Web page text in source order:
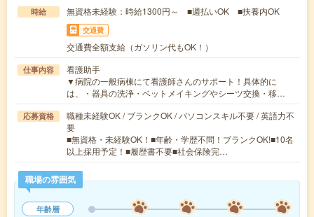
時給 無資格未経験：時給1300円～ ■週払いOK ■扶養内OK
交通費
交通費全額支給（ガソリン代もOK！）
仕事内容
看護助手
▼病院の一般病棟にて看護師さんのサポート！具体的に
は、・器具の洗浄・ベットメイキングやシーツ交換・移…
応募資格
職種未経験OK / ブランクOK / パソコンスキル不要 / 英語力不
要
■無資格・未経験OK！■年齢・学歴不問！ブランクOK!■10名
以上採用予定！■履歴書不要■社会保険完…
職場の雰囲気
年齢層